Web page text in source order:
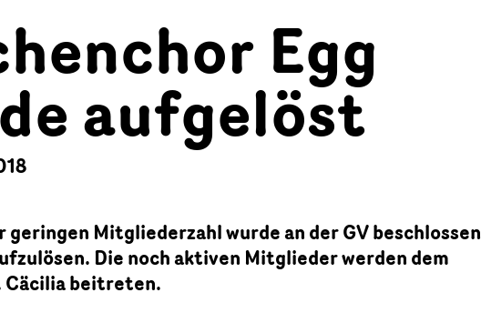
Egg
aufgelöst
geringen Mitgliederzahl wurde an der GV
Die noch aktiven Mitglieder werden dem
Cäcilia beitreten.